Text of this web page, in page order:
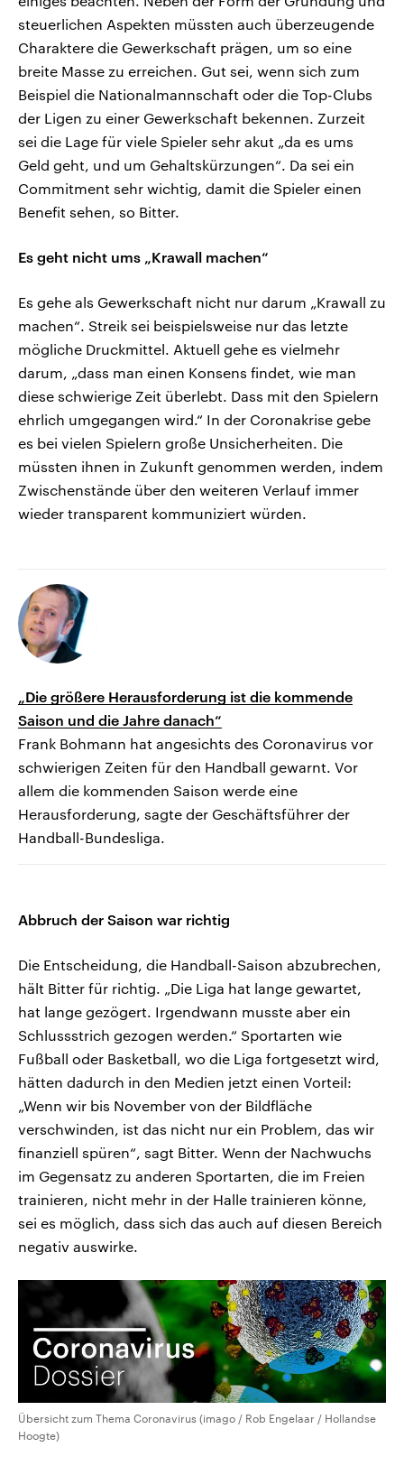
steuerlichen Aspekten müssten auch überzeugende
Charaktere die Gewerkschaft prägen, um so eine
breite Masse zu erreichen. Gut sei, wenn sich zum
Beispiel die Nationalmannschaft oder die Top-Clubs
der Ligen zu einer Gewerkschaft bekennen. Zurzeit
sei die Lage für viele Spieler sehr akut „da es ums
Geld geht, und um Gehaltskürzungen“. Da sei ein
Commitment sehr wichtig, damit die Spieler einen
Benefit sehen, so Bitter.
Es geht nicht ums „Krawall machen“
Es gehe als Gewerkschaft nicht nur darum „Krawall zu
machen“. Streik sei beispielsweise nur das letzte
mögliche Druckmittel. Aktuell gehe es vielmehr
darum, „dass man einen Konsens findet, wie man
diese schwierige Zeit überlebt. Dass mit den Spielern
ehrlich umgegangen wird.“ In der Coronakrise gebe
es bei vielen Spielern große Unsicherheiten. Die
müssten ihnen in Zukunft genommen werden, indem
Zwischenstände über den weiteren Verlauf immer
wieder transparent kommuniziert würden.
„Die größere Herausforderung ist die kommende
Saison und die Jahre danach“
Frank Bohmann hat angesichts des Coronavirus vor
schwierigen Zeiten für den Handball gewarnt. Vor
allem die kommenden Saison werde eine
Herausforderung, sagte der Geschäftsführer der
Handball-Bundesliga.
Abbruch der Saison war richtig
Die Entscheidung, die Handball-Saison abzubrechen,
hält Bitter für richtig. „Die Liga hat lange gewartet,
hat lange gezögert. Irgendwann musste aber ein
Schlussstrich gezogen werden.“ Sportarten wie
Fußball oder Basketball, wo die Liga fortgesetzt wird,
hätten dadurch in den Medien jetzt einen Vorteil:
„Wenn wir bis November von der Bildfläche
verschwinden, ist das nicht nur ein Problem, das wir
finanziell spüren“, sagt Bitter. Wenn der Nachwuchs
im Gegensatz zu anderen Sportarten, die im Freien
trainieren, nicht mehr in der Halle trainieren könne,
sei es möglich, dass sich das auch auf diesen Bereich
negativ auswirke.
Übersicht zum Thema Coronavirus (imago / Rob Engelaar / Hollandse
Hoogte)